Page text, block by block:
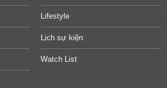
Lifestyle
Lịch sự kiện
Watch List